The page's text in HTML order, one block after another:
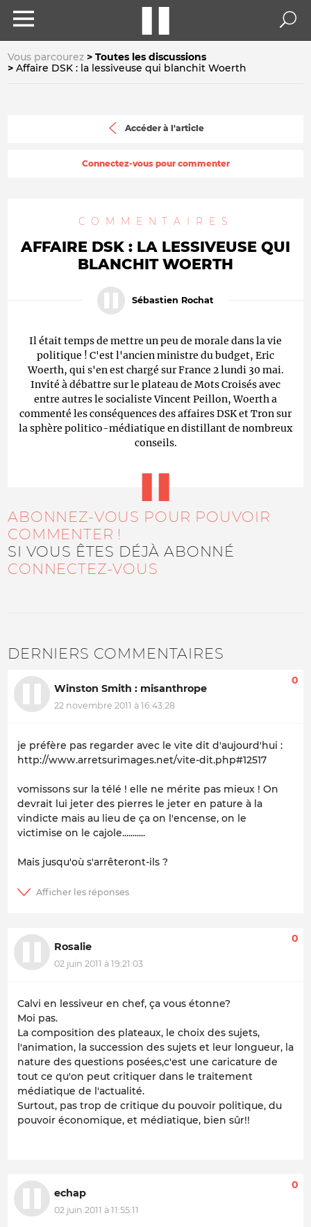
Vous parcourez
Toutes les discussions
Affaire DSK : la lessiveuse qui blanchit Woerth
Accéder à l'article
Connectez-vous pour commenter
COMMENTAIRES
AFFAIRE DSK : LA LESSIVEUSE QUI
BLANCHIT WOERTH
Sébastien Rochat
Il était temps de mettre un peu de morale dans la vie
politique ! C'est l'ancien ministre du budget, Eric
Woerth, qui s'en est chargé sur France 2 lundi 30 mai.
Invité à débattre sur le plateau de Mots Croisés avec
entre autres le socialiste Vincent Peillon, Woerth a
commenté les conséquences des affaires DSK et Tron sur
la sphère politico-médiatique en distillant de nombreux
conseils.
ABONNEZ-VOUS POUR POUVOIR
COMMENTER !
SI VOUS ÊTES DÉJÀ ABONNÉ
CONNECTEZ-VOUS
DERNIERS COMMENTAIRES
Winston Smith : misanthrope
22 novembre 2011 à 16:43:28
0
je préfère pas regarder avec le vite dit d'aujourd'hui :
http://www.arretsurimages.net/vite-dit.php#12517
vomissons sur la télé ! elle ne mérite pas mieux ! On
devrait lui jeter des pierres le jeter en pature à la
vindicte mais au lieu de ça on l'encense, on le
victimise on le cajole...........
Mais jusqu'où s'arrêteront-ils ?
Rosalie
02 juin 2011 à 19:21:03
0
Calvi en lessiveur en chef, ça vous étonne?
Moi pas.
La composition des plateaux, le choix des sujets,
l'animation, la succession des sujets et leur longueur, la
nature des questions posées,c'est une caricature de
tout ce qu'on peut critiquer dans le traitement
médiatique de l'actualité.
Surtout, pas trop de critique du pouvoir politique, du
pouvoir économique, et médiatique, bien sûr!!
echap
02 juin 2011 à 11:55:11
0